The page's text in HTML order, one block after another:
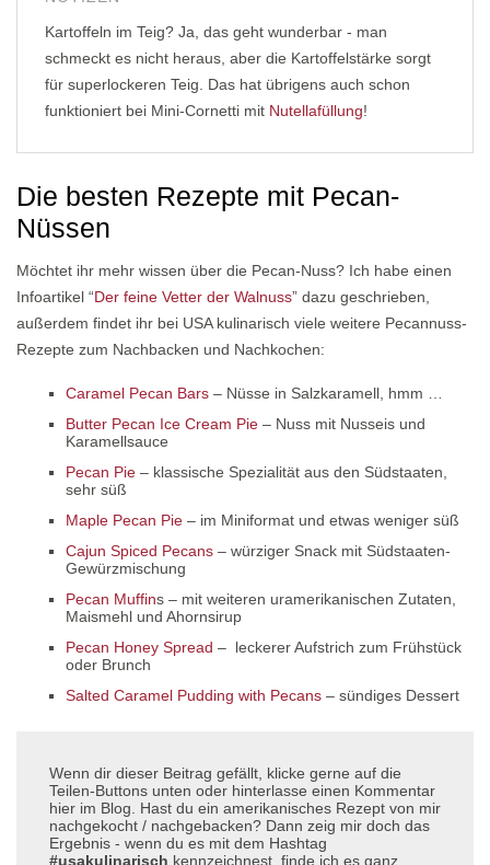
Kartoffeln im Teig? Ja, das geht wunderbar - man
schmeckt es nicht heraus, aber die Kartoffelstärke sorgt
für superlockeren Teig. Das hat übrigens auch schon
funktioniert bei Mini-Cornetti mit Nutellafüllung!
Die besten Rezepte mit Pecan-
Nüssen
Möchtet ihr mehr wissen über die Pecan-Nuss? Ich habe einen
Infoartikel “Der feine Vetter der Walnuss” dazu geschrieben,
außerdem findet ihr bei USA kulinarisch viele weitere Pecannuss-
Rezepte zum Nachbacken und Nachkochen:
Caramel Pecan Bars – Nüsse in Salzkaramell, hmm …
Butter Pecan Ice Cream Pie – Nuss mit Nusseis und
Karamellsauce
Pecan Pie – klassische Spezialität aus den Südstaaten,
sehr süß
Maple Pecan Pie – im Miniformat und etwas weniger süß
Cajun Spiced Pecans – würziger Snack mit Südstaaten-
Gewürzmischung
Pecan Muffins – mit weiteren uramerikanischen Zutaten,
Maismehl und Ahornsirup
Pecan Honey Spread – leckerer Aufstrich zum Frühstück
oder Brunch
Salted Caramel Pudding with Pecans – sündiges Dessert
Wenn dir dieser Beitrag gefällt, klicke gerne auf die
Teilen-Buttons unten oder hinterlasse einen Kommentar
hier im Blog. Hast du ein amerikanisches Rezept von mir
nachgekocht / nachgebacken? Dann zeig mir doch das
Ergebnis - wenn du es mit dem Hashtag
#usakulinarisch kennzeichnest, finde ich es ganz